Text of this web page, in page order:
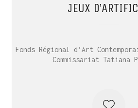
JEUX
Fonds Régional d’Art
Commissariat Tatiana